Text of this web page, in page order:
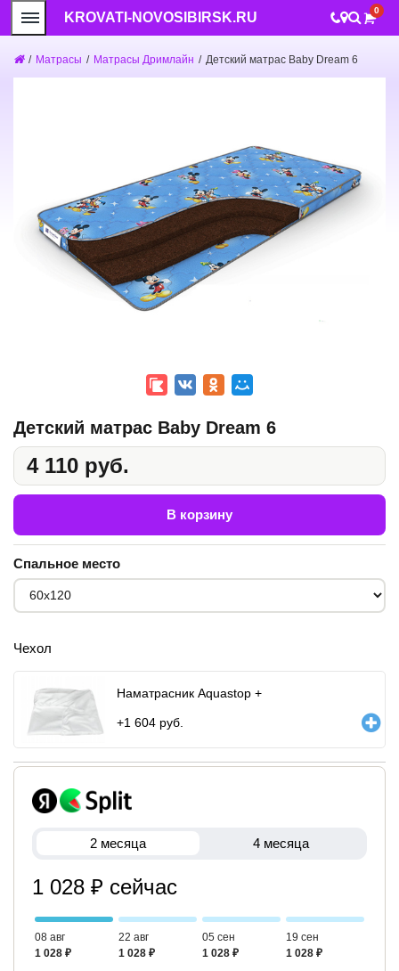
KROVATI-NOVOSIBIRSK.RU 0
/ Матрасы / Матрасы Дримлайн / Детский матрас Baby Dream 6
Детский матрас Baby Dream 6
4 110 руб.
В корзину
Спальное место
Чехол
Наматрасник Aquastop +
+1 604 руб.
2 месяца 4 месяца
1 028 ₽ сейчас
08 авг
1 028 ₽
22 авг
1 028 ₽
05 сен
1 028 ₽
19 сен
1 028 ₽